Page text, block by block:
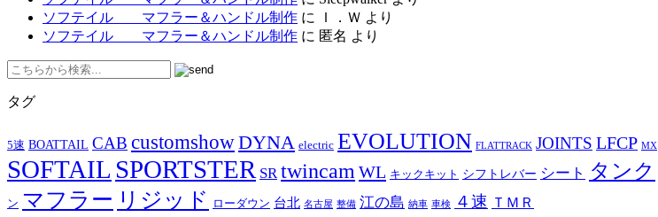
ソフテイル マフラー＆ハンドル制作 に Ｉ．Ｗ より
ソフテイル マフラー＆ハンドル制作 に 匿名 より
タグ
5速 BOATTAIL CAB customshowDYNA electric EVOLUTION FLATTRACK JOINTS LFCP MX
SOFTAIL SPORTSTER SR twincamWL キックキット シフトレバー シート タンク
ン マフラー リジッド ローダウン 台北 名古屋 整備 江の島 納車 車検 ４速 ＴＭＲ